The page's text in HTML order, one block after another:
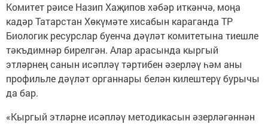
Комитет рәисе Назип Хаҗипов хәбәр иткәнчә, моңа
кадәр Татарстан Хөкүмәте хисабын караганда ТР
Биологик ресурслар буенча дәүләт комитетына тиешле
тәкъдимнәр бирелгән. Алар арасында кыргый
этләрнең санын исәпләү тәртибен әзерләү һәм аны
профильле дәүләт органнары белән килештерү бурычы
да бар.
«Кыргый этләрне исәпләү методикасын әзерләгәннән